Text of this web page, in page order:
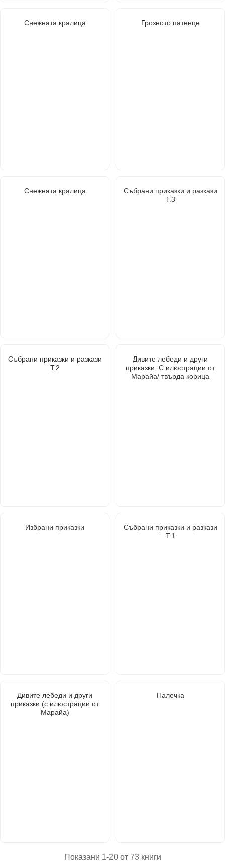
Снежната кралица Грозното патенце
Снежната кралица
Събрани приказки и разкази
Т.3
Събрани приказки и разкази
Т.2
Дивите лебеди и други
приказки. С илюстрации от
Марайа/ твърда корица
Избрани приказки
Събрани приказки и разкази
Т.1
Дивите лебеди и други
приказки (с илюстрации от
Марайа)
Палечка
Показани 1-20 от 73 книги